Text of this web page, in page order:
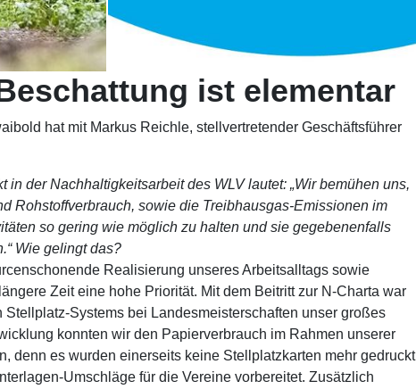
ist elementar
hat mit Markus Reichle, stellvertretender Geschäftsführer
in der Nachhaltigkeitsarbeit des WLV lautet: „Wir bemühen uns,
Rohstoffverbrauch, sowie die Treibhausgas-Emissionen im
so gering wie möglich zu halten und sie gegebenenfalls
Wie gelingt das?
Realisierung unseres Arbeitsalltags sowie
Zeit eine hohe Priorität. Mit dem Beitritt zur N-Charta war
Systems bei Landesmeisterschaften unser großes
konnten wir den Papierverbrauch im Rahmen unserer
denn es wurden einerseits keine Stellplatzkarten mehr gedruckt
Umschläge für die Vereine vorbereitet. Zusätzlich